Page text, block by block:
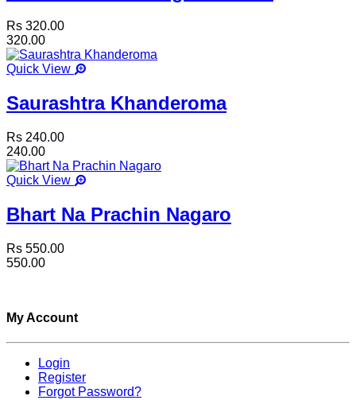
Rs 320.00
320.00
Quick View
Saurashtra Khanderoma
Rs 240.00
240.00
Quick View
Bhart Na Prachin Nagaro
Rs 550.00
550.00
My Account
Login
Register
Forgot Password?